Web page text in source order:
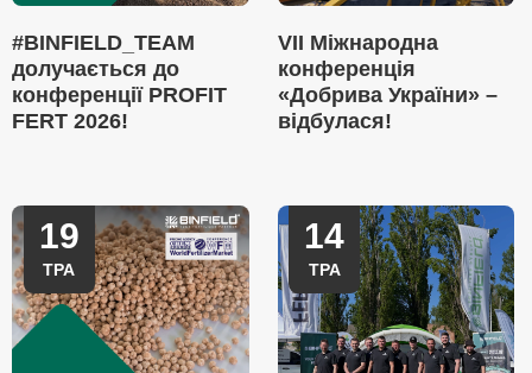
#BINFIELD_TEAM
долучається до
конференції PROFIT
FERT 2026!
VII Міжнародна
конференція
«Добрива України» –
відбулася!
19
ТРА
14
ТРА